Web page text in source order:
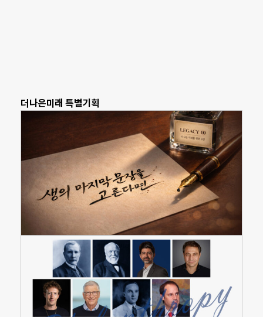
더나은미래 특별기획